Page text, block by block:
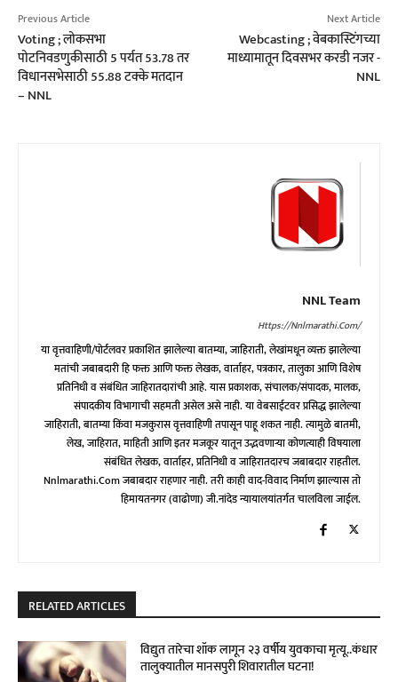
Previous Article
Voting ; लोकसभा
पोटनिवडणुकीसाठी 5 पर्यत 53.78 तर
विधानसभेसाठी 55.88 टक्‍के मतदान
– NNL
Next Article
Webcasting ; वेबकास्टिंगच्या
माध्यामातून दिवसभर करडी नजर -
NNL
NNL Team
Https://nnlmarathi.com/
या वृत्तवाहिणी/पोर्टलवर प्रकाशित झालेल्या बातम्या, जाहिराती, लेखांमधून व्यक्त झालेल्या
मतांची जबाबदारी हि फक्त आणि फक्त लेखक, वार्ताहर, पत्रकार, तालुका आणि विशेष
प्रतिनिधी व संबंधित जाहिरातदारांची आहे. यास प्रकाशक, संचालक/संपादक, मालक,
संपादकीय विभागाची सहमती असेल असे नाही. या वेबसाईटवर प्रसिद्ध झालेल्या
जाहिराती, बातम्या किंवा मजकुरास वृत्तवाहिणी तपासून पाहू शकत नाही. त्यामुळे बातमी,
लेख, जाहिरात, माहिती आणि इतर मजकूर यातून उद्भवणाऱ्या कोणत्याही विषयाला
संबंधित लेखक, वार्ताहर, प्रतिनिधी व जाहिरातदारच जबाबदार राहतील.
Nnlmarathi.com जबाबदार राहणार नाही. तरी काही वाद-विवाद निर्माण झाल्यास तो
हिमायतनगर (वाढोणा) जी.नांदेड न्यायालयांतर्गत चालविला जाईल.
RELATED ARTICLES
विद्युत तारेचा शॉक लागून २३ वर्षीय युवकाचा मृत्यू..कंधार
तालुक्यातील मानसपुरी शिवारातील घटना!